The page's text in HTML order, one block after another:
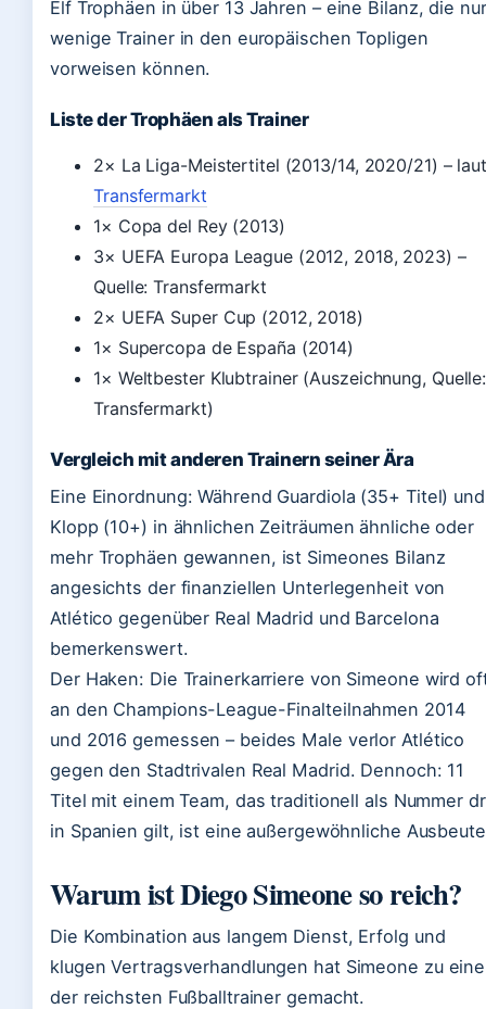
Elf Trophäen in über 13 Jahren – eine Bilanz, die nur
wenige Trainer in den europäischen Topligen
vorweisen können.
Liste der Trophäen als Trainer
2× La Liga-Meistertitel (2013/14, 2020/21) –
Transfermarkt
1× Copa del Rey (2013)
3× UEFA Europa League (2012, 2018, 2023) –
Quelle: Transfermarkt
2× UEFA Super Cup (2012, 2018)
1× Supercopa de España (2014)
1× Weltbester Klubtrainer (Auszeichnung, Quelle:
Transfermarkt)
Vergleich mit anderen Trainern seiner Ära
Eine Einordnung: Während Guardiola (35+ Titel) und
Klopp (10+) in ähnlichen Zeiträumen ähnliche oder
mehr Trophäen gewannen, ist Simeones Bilanz
angesichts der finanziellen Unterlegenheit von
Atlético gegenüber Real Madrid und Barcelona
bemerkenswert.
Der Haken: Die Trainerkarriere von Simeone wird
an den Champions-League-Finalteilnahmen 2014
und 2016 gemessen – beides Male verlor Atlético
gegen den Stadtrivalen Real Madrid. Dennoch: 11
Titel mit einem Team, das traditionell als Nummer
in Spanien gilt, ist eine außergewöhnliche
Warum ist Diego Simeone so reich?
Die Kombination aus langem Dienst, Erfolg und
klugen Vertragsverhandlungen hat Simeone zu
der reichsten Fußballtrainer gemacht.